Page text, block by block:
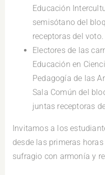
Educación
semisótano del
receptoras del voto.
Electores de las
Educación en
Pedagogía de las
Sala Común del
juntas receptoras
Invitamos a los
desde las primeras horas
sufragio con armonía y